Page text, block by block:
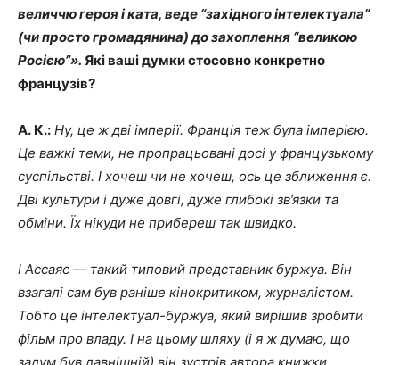
величчю героя і ката, веде “західного інтелектуала”
(чи просто громадянина) до захоплення “великою
Росією”». Які ваші думки стосовно конкретно
французів?
А. К.: Ну, це ж дві імперії. Франція теж була імперією.
Це важкі теми, не пропрацьовані досі у французькому
суспільстві. І хочеш чи не хочеш, ось це зближення є.
Дві культури і дуже довгі, дуже глибокі зв’язки та
обміни. Їх нікуди не прибереш так швидко.
І Ассаяс — такий типовий представник буржуа. Він
взагалі сам був раніше кінокритиком, журналістом.
Тобто це інтелектуал-буржуа, який вирішив зробити
фільм про владу. І на цьому шляху (і я ж думаю, що